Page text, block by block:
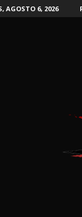
AGOSTO 6, 2026